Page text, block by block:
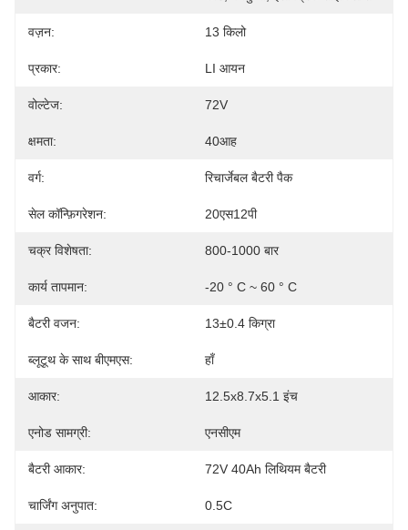
वज़न: 13 किलो
प्रकार: LI आयन
वोल्टेज: 72V
क्षमता: 40आह
वर्ग: रिचार्जेबल बैटरी पैक
सेल कॉन्फ़िगरेशन: 20एस12पी
चक्र विशेषता: 800-1000 बार
कार्य तापमान: -20 ° C ~ 60 ° C
बैटरी वजन: 13±0.4 किग्रा
ब्लूटूथ के साथ बीएमएस: हाँ
आकार: 12.5x8.7x5.1 इंच
एनोड सामग्री: एनसीएम
बैटरी आकार: 72V 40Ah लिथियम बैटरी
चार्जिंग अनुपात: 0.5C